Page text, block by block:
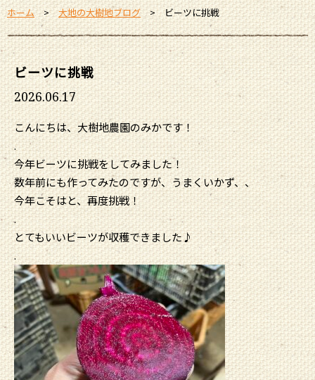
ホーム 大地の大樹地ブログ ビーツに挑戦
ビーツに挑戦
2026.06.17
こんにちは、大樹地農園のみかです！
.
今年ビーツに挑戦をしてみました！
数年前にも作ってみたのですが、うまくいかず、、
今年こそはと、再度挑戦！
.
とてもいいビーツが収穫できました♪
.